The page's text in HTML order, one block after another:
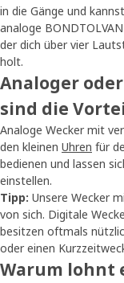
in die Gänge und
analoge
der dich über vier
holt.
Analoger
sind die
Analoge Wecker mit
den kleinen Uhren für
bedienen und lassen
einstellen.
Tipp: Unsere Wecker
von sich. Digitale
besitzen oftmals
oder einen
Warum lohnt